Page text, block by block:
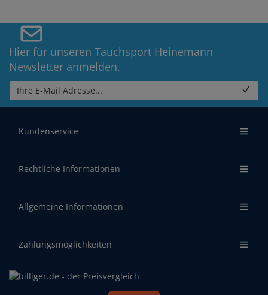
Hier für unseren Tauchsport Heinemann
Newsletter anmelden.
Ihre E-Mail Adresse...
Kundenservice
Rechtliche Informationen
Allgemeine Informationen
Zahlungsmöglichkeiten